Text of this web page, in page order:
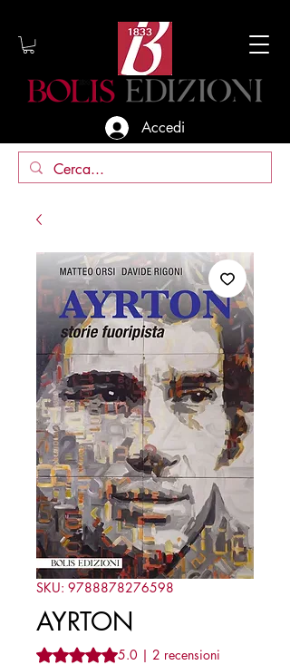
Accedi
SKU: 9788878276598
AYRTON
Sulla base di 2 recensioni, la
5.0 | 2 recensioni